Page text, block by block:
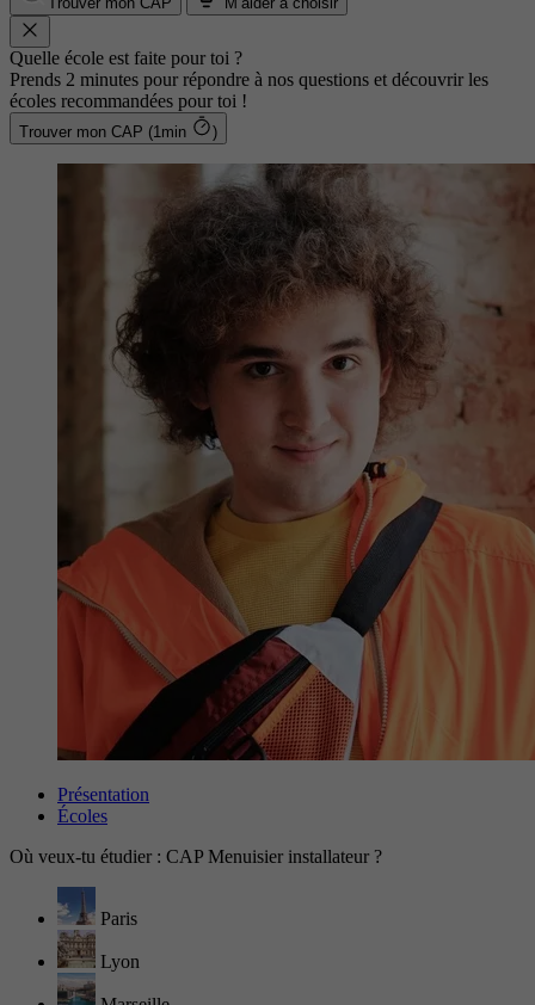
Quelle école est faite pour toi ?
Prends 2 minutes pour répondre à nos questions et découvrir les
écoles recommandées pour toi !
Trouver mon CAP (1min )
Présentation
Écoles
Où veux-tu étudier : CAP Menuisier installateur ?
Paris
Lyon